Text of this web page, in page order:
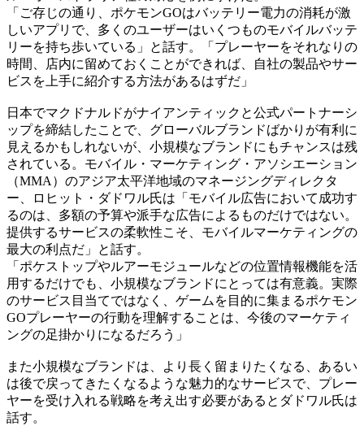
「ご存じの通り、ポケモンGOはバッテリー電力の消耗が激
しいアプリで、多くのユーザーはいくつものモバイルバッテ
リーを持ち歩いている」と話す。「プレーヤーをそれなりの
時間、店内に留めておくことができれば、自社の製品やサー
ビスを上手に紹介する方法があるはずだ」
日本でマクドナルドがナイアンティックと公式パートナーシ
ップを締結したことで、グローバルブランドばかりが有利に
見えるかもしれないが、小規模なブランドにもチャンスは残
されている。モバイル・マーケティング・アソシエーション
（MMA）のアジア太平洋地域のマネージングディレクタ
ー、ロヒット・ダドワル氏は「モバイル広告において成功す
るのは、多額の予算や派手な広告によるものだけではない。
提供するサービスの柔軟性こそ、モバイルマーケティングの
最大の利点だ」と話す。
「ポケストップやルアーモジュールなどの位置情報機能を活
用するだけでも、小規模なブランドにとっては有意義。実際
のサービス目当てではなく、ゲームを目的に集まるポケモン
GOプレーヤーの行動を理解することは、今後のマーケティ
ングの足掛かりになるだろう」
また小規模なブランドは、より長く留まりたくなる、あるい
は後で戻ってきたくなるような魅力的なサービスで、プレー
ヤーを受け入れる戦略を考え出す必要があるとダドワル氏は
話す。